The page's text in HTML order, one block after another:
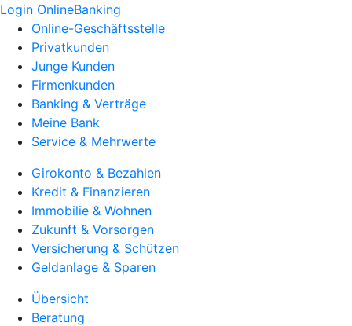
Login OnlineBanking
Online-Geschäftsstelle
Privatkunden
Junge Kunden
Firmenkunden
Banking & Verträge
Meine Bank
Service & Mehrwerte
Girokonto & Bezahlen
Kredit & Finanzieren
Immobilie & Wohnen
Zukunft & Vorsorgen
Versicherung & Schützen
Geldanlage & Sparen
Übersicht
Beratung